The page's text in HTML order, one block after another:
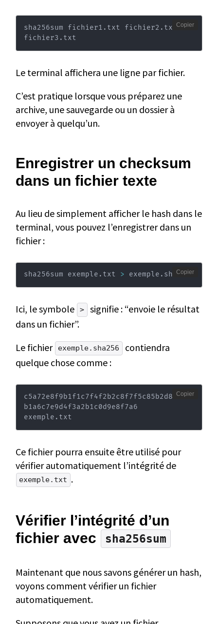
sha256sum fichier1.txt fichier2.txt
fichier3.txt
Copier
Le terminal affichera une ligne par fichier.
C’est pratique lorsque vous préparez une
archive, une sauvegarde ou un dossier à
envoyer à quelqu’un.
Enregistrer un checksum
dans un fichier texte
Au lieu de simplement afficher le hash dans le
terminal, vous pouvez l’enregistrer dans un
fichier :
sha256sum exemple.txt > exemple.sha256
Copier
Ici, le symbole >
signifie : “envoie le résultat
dans un fichier”.
Le fichier
exemple.sha256
contiendra
quelque chose comme :
c5a72e8f9b1f1c7f4f2b2c8f7f5c85b2d8a7f8
b1a6c7e9d4f3a2b1c0d9e8f7a6
exemple.txt
Copier
Ce fichier pourra ensuite être utilisé pour
vérifier automatiquement l’intégrité de
exemple.txt .
Vérifier l’intégrité d’un
fichier avec
sha256sum
Maintenant que nous savons générer un hash,
voyons comment vérifier un fichier
automatiquement.